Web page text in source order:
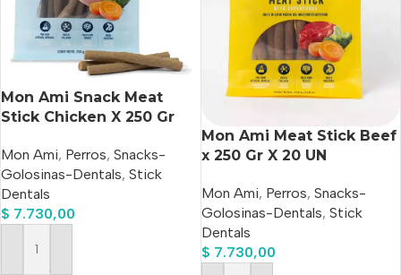
Mon Ami Snack Meat
Stick Chicken X 250 Gr
Mon Ami, Perros, Snacks-
Golosinas-Dentals, Stick
Dentals
$ 7.730,00
Añadir Al Carrito
Mon Ami Meat Stick Beef
x 250 Gr X 20 UN
Mon Ami, Perros, Snacks-
Golosinas-Dentals, Stick
Dentals
$ 7.730,00